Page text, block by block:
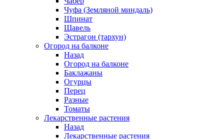
Чуфа (Земляной миндаль)
Шпинат
Щавель
Эстрагон (тархун)
Огород на балконе
Назад
Огород на балконе
Баклажаны
Огурцы
Перец
Разные
Томаты
Лекарственные растения
Назад
Лекарственные растения